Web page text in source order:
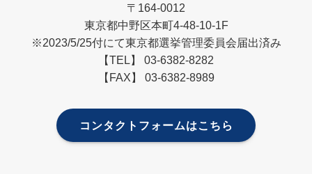
〒164-0012
東京都中野区本町4-48-10-1F
※2023/5/25付にて東京都選挙管理委員会届出済み
【TEL】 03-6382-8282
【FAX】 03-6382-8989
コンタクトフォームはこちら